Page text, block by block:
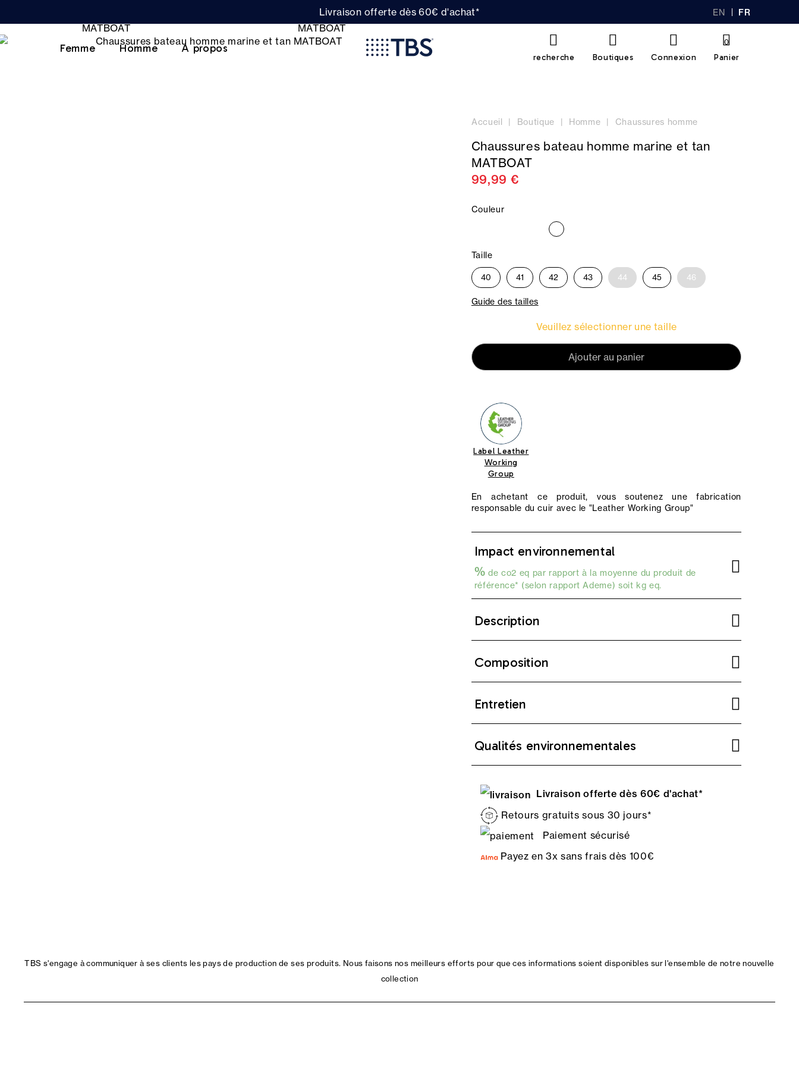
Livraison offerte dès 60€ d'achat* EN FR
Femme Homme A propos
recherche Boutiques Connexion Panier
0
Accueil Boutique Homme Chaussures homme
Chaussures bateau homme marine et tan
MATBOAT
99,99 €
Couleur
Taille
40 41 42 43 44 45 46
Guide des tailles
Veuillez sélectionner une taille
Ajouter au panier
Label Leather
Working
Group
En achetant ce produit, vous soutenez une fabrication
responsable du cuir avec le "Leather Working Group"
Impact environnemental
% de co2 eq par rapport à la moyenne du produit de
référence* (selon rapport Ademe) soit kg eq.
Description
Composition
Entretien
Qualités environnementales
Livraison offerte dès 60€ d'achat*
Retours gratuits sous 30 jours*
Paiement sécurisé
Payez en 3x sans frais dès 100€
TBS s'engage à communiquer à ses clients les pays de production de ses produits. Nous faisons nos meilleurs efforts pour que ces informations soient disponibles sur l'ensemble de notre nouvelle
collection